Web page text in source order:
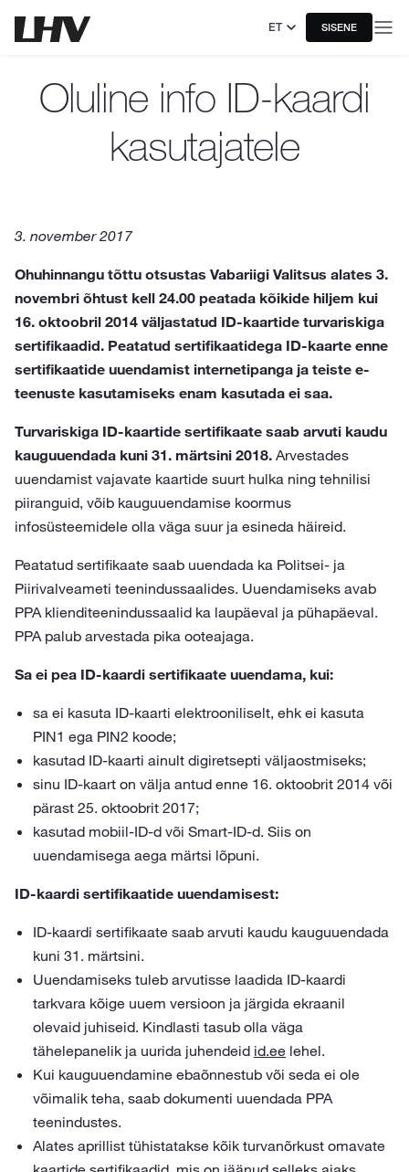
ET SISENE
Oluline info ID-kaardi
kasutajatele
3. november 2017
Ohuhinnangu tõttu otsustas Vabariigi Valitsus alates 3.
novembri õhtust kell 24.00 peatada kõikide hiljem kui
16. oktoobril 2014 väljastatud ID-kaartide turvariskiga
sertifikaadid. Peatatud sertifikaatidega ID-kaarte enne
sertifikaatide uuendamist internetipanga ja teiste e-
teenuste kasutamiseks enam kasutada ei saa.
Turvariskiga ID-kaartide sertifikaate saab arvuti kaudu
kauguuendada kuni 31. märtsini 2018. Arvestades
uuendamist vajavate kaartide suurt hulka ning tehnilisi
piiranguid, võib kauguuendamise koormus
infosüsteemidele olla väga suur ja esineda häireid.
Peatatud sertifikaate saab uuendada ka Politsei- ja
Piirivalveameti teenindussaalides. Uuendamiseks avab
PPA klienditeenindussaalid ka laupäeval ja pühapäeval.
PPA palub arvestada pika ooteajaga.
Sa ei pea ID-kaardi sertifikaate uuendama, kui:
sa ei kasuta ID-kaarti elektrooniliselt, ehk ei kasuta
PIN1 ega PIN2 koode;
kasutad ID-kaarti ainult digiretsepti väljaostmiseks;
sinu ID-kaart on välja antud enne 16. oktoobrit 2014 või
pärast 25. oktoobrit 2017;
kasutad mobiil-ID-d või Smart-ID-d. Siis on
uuendamisega aega märtsi lõpuni.
ID-kaardi sertifikaatide uuendamisest:
ID-kaardi sertifikaate saab arvuti kaudu kauguuendada
kuni 31. märtsini.
Uuendamiseks tuleb arvutisse laadida ID-kaardi
tarkvara kõige uuem versioon ja järgida ekraanil
olevaid juhiseid. Kindlasti tasub olla väga
tähelepanelik ja uurida juhendeid id.ee lehel.
Kui kauguuendamine ebaõnnestub või seda ei ole
võimalik teha, saab dokumenti uuendada PPA
teenindustes.
Alates aprillist tühistatakse kõik turvanõrkust omavate